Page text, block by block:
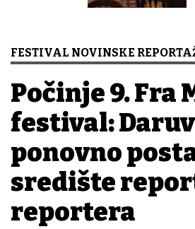
FESTIVAL NOVINSKE
Počinje 9. Fra
festival:
ponovno
središte
reportera